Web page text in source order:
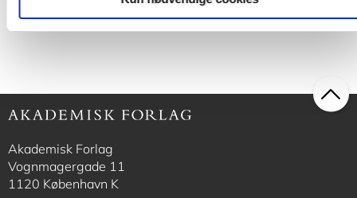
149,00 KR.
Akademisk Forlag
Vognmagergade 11
1120 København K